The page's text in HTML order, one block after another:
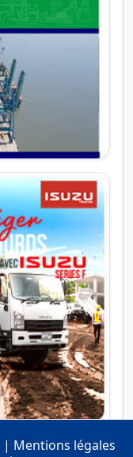
| Mentions légales